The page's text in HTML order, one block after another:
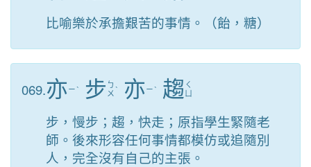
比喻樂於承擔艱苦的事情。（飴，糖）
069.亦 ㄧˋ 步 ㄅ
ㄨ ˋ 亦 ㄧˋ 趨 ㄑ
步，慢步；趨，快走；原指學生緊隨老
師。後來形容任何事情都模仿或追隨別
人，完全沒有自己的主張。